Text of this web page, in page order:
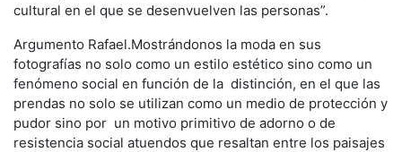
cultural en el que se desenvuelven las personas”.
Argumento Rafael.Mostrándonos la moda en sus
fotografías no solo como un estilo estético sino como un
fenómeno social en función de la distinción, en el que las
prendas no solo se utilizan como un medio de protección y
pudor sino por un motivo primitivo de adorno o de
resistencia social atuendos que resaltan entre los paisajes